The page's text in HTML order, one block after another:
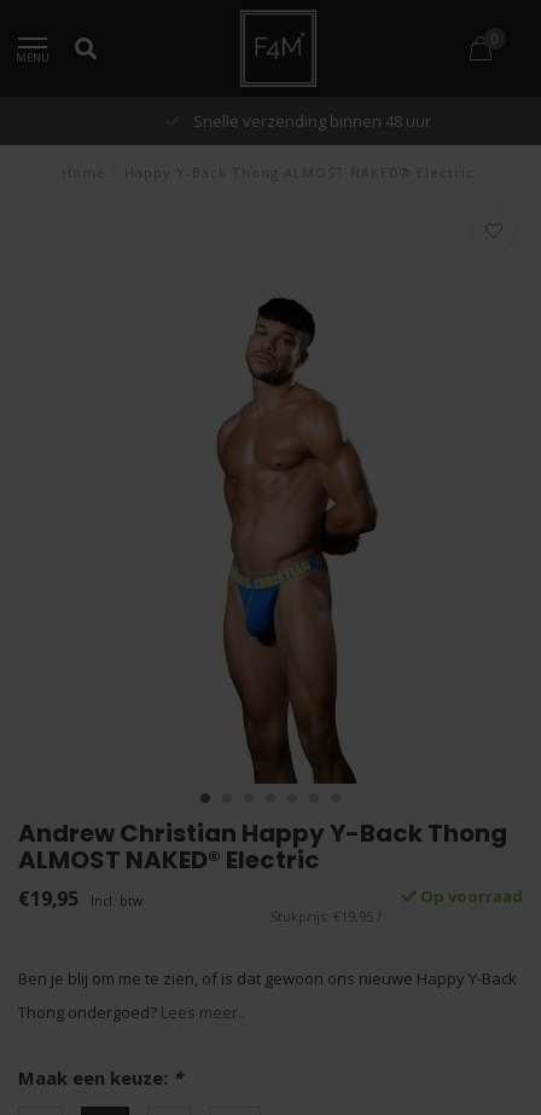
MENU
0
Snelle verzending binnen 48 uur
Andrew Christian Happy Y-Back Thong
ALMOST NAKED® Electric
€19,95 Incl. btw Op voorraad
Stukprijs: €19,95 /
Ben je blij om me te zien, of is dat gewoon ons nieuwe Happy Y-Back
Thong ondergoed? Lees meer..
Maak een keuze: *